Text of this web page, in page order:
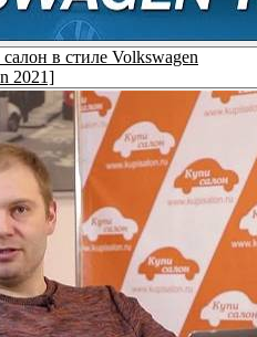
в стиле Volkswagen
2021]